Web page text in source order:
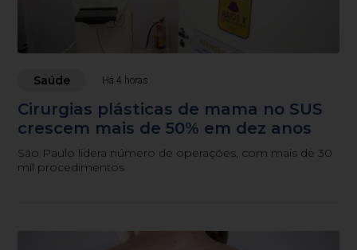
Saúde Há 4 horas
Cirurgias plásticas de mama no SUS
crescem mais de 50% em dez anos
São Paulo lidera número de operações, com mais de 30
mil procedimentos